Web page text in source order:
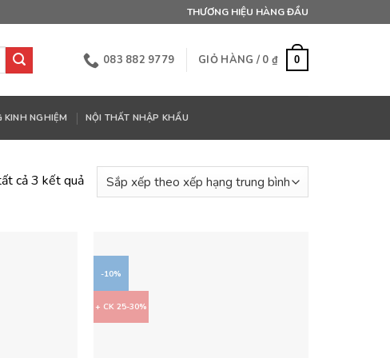
THƯƠNG HIỆU HÀNG ĐẦU
083 882 9779 GIỎ HÀNG / 0 ₫ 0
KINH NGHIỆM NỘI THẤT NHẬP KHẨU
cả 3 kết quảĐã
sắp
xếp
hạng
trung
bình
-10%
+ CK 25-30%